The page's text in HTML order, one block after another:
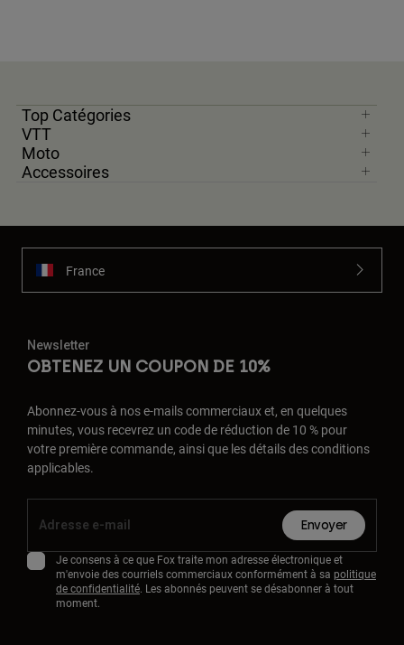
Top Catégories
VTT
Moto
Accessoires
France
Newsletter
OBTENEZ UN COUPON DE 10%
Abonnez-vous à nos e-mails commerciaux et, en quelques
minutes, vous recevrez un code de réduction de 10 % pour
votre première commande, ainsi que les détails des conditions
applicables.
Envoyer
Je consens à ce que Fox traite mon adresse électronique et
m'envoie des courriels commerciaux conformément à sa politique
de confidentialité. Les abonnés peuvent se désabonner à tout
moment.